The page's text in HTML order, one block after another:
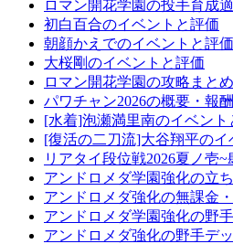
ロマン開花学園の投手育成
初白百合のイベントと評価
朝顔かえでのイベントと評価
大桜剛のイベントと評価
ロマン開花学園の攻略まとめ
パワチャン2026の概要・報
[水着]泡瀬満里南のイベント
[復活の二刀流]大谷翔平のイ
リアタイ段位戦2026夏ノ壱
アンドロメダ学園強化の立
アンドロメダ強化の無課金
アンドロメダ学園強化の野
アンドロメダ強化の野手デ